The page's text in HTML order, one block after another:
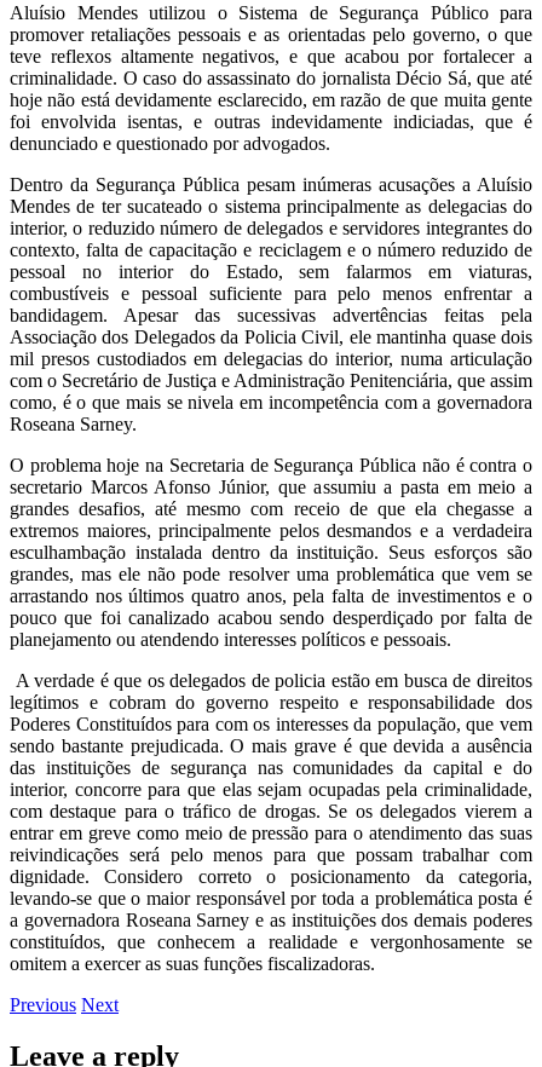
Aluísio Mendes utilizou o Sistema de Segurança Público para
promover retaliações pessoais e as orientadas pelo governo, o que
teve reflexos altamente negativos, e que acabou por fortalecer a
criminalidade. O caso do assassinato do jornalista Décio Sá, que até
hoje não está devidamente esclarecido, em razão de que muita gente
foi envolvida isentas, e outras indevidamente indiciadas, que é
denunciado e questionado por advogados.
Dentro da Segurança Pública pesam inúmeras acusações a Aluísio
Mendes de ter sucateado o sistema principalmente as delegacias do
interior, o reduzido número de delegados e servidores integrantes do
contexto, falta de capacitação e reciclagem e o número reduzido de
pessoal no interior do Estado, sem falarmos em viaturas,
combustíveis e pessoal suficiente para pelo menos enfrentar a
bandidagem. Apesar das sucessivas advertências feitas pela
Associação dos Delegados da Policia Civil, ele mantinha quase dois
mil presos custodiados em delegacias do interior, numa articulação
com o Secretário de Justiça e Administração Penitenciária, que assim
como, é o que mais se nivela em incompetência com a governadora
Roseana Sarney.
O problema hoje na Secretaria de Segurança Pública não é contra o
secretario Marcos Afonso Júnior, que assumiu a pasta em meio a
grandes desafios, até mesmo com receio de que ela chegasse a
extremos maiores, principalmente pelos desmandos e a verdadeira
esculhambação instalada dentro da instituição. Seus esforços são
grandes, mas ele não pode resolver uma problemática que vem se
arrastando nos últimos quatro anos, pela falta de investimentos e o
pouco que foi canalizado acabou sendo desperdiçado por falta de
planejamento ou atendendo interesses políticos e pessoais.
A verdade é que os delegados de policia estão em busca de direitos
legítimos e cobram do governo respeito e responsabilidade dos
Poderes Constituídos para com os interesses da população, que vem
sendo bastante prejudicada. O mais grave é que devida a ausência
das instituições de segurança nas comunidades da capital e do
interior, concorre para que elas sejam ocupadas pela criminalidade,
com destaque para o tráfico de drogas. Se os delegados vierem a
entrar em greve como meio de pressão para o atendimento das suas
reivindicações será pelo menos para que possam trabalhar com
dignidade. Considero correto o posicionamento da categoria,
levando-se que o maior responsável por toda a problemática posta é
a governadora Roseana Sarney e as instituições dos demais poderes
constituídos, que conhecem a realidade e vergonhosamente se
omitem a exercer as suas funções fiscalizadoras.
Previous Next
Leave a reply